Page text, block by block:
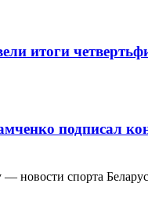
итоги
подписал
новости спорта